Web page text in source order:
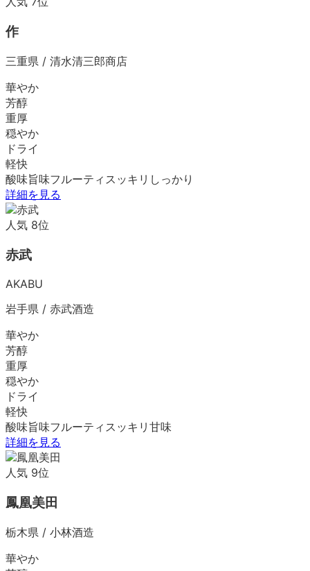
作
三重県 / 清水清三郎商店
華やか
芳醇
重厚
穏やか
ドライ
軽快
酸味旨味フルーティ スッキリ しっかり
詳細を見る
人気 8位
赤武
AKABU
岩手県 / 赤武酒造
華やか
芳醇
重厚
穏やか
ドライ
軽快
酸味旨味フルーティ スッキリ 甘味
詳細を見る
人気 9位
鳳凰美田
栃木県 / 小林酒造
華やか